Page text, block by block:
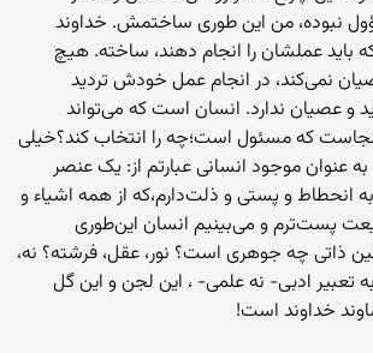
من این طوری ساختمش. خداوند
باید عملشان را انجام دهند، ساخته. هیچ
نمی‌کند، در انجام عمل خودش تردید
و عصیان ندارد. انسان است که می‌تواند
که مسئول است؛چه را انتخاب کند؟خیلی
موجود انسانی عبارتم از: یک عنصر
انحطاط و پستی و ذلت‌دارم،که از همه اشیاء و
پست‌ترم و می‌بینیم انسان این‌طوری
چه جوهری است؟ نور، عقل، فرشته؟ نه،
به تعبیر ادبی- نه علمی- ، این لجن و این گل
خداوند است!